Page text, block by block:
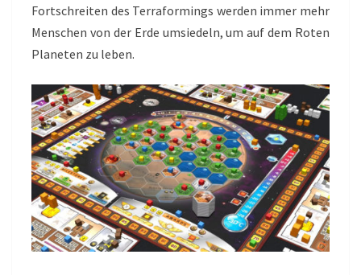
Fortschreiten des Terraformings werden immer mehr
Menschen von der Erde umsiedeln, um auf dem Roten
Planeten zu leben.